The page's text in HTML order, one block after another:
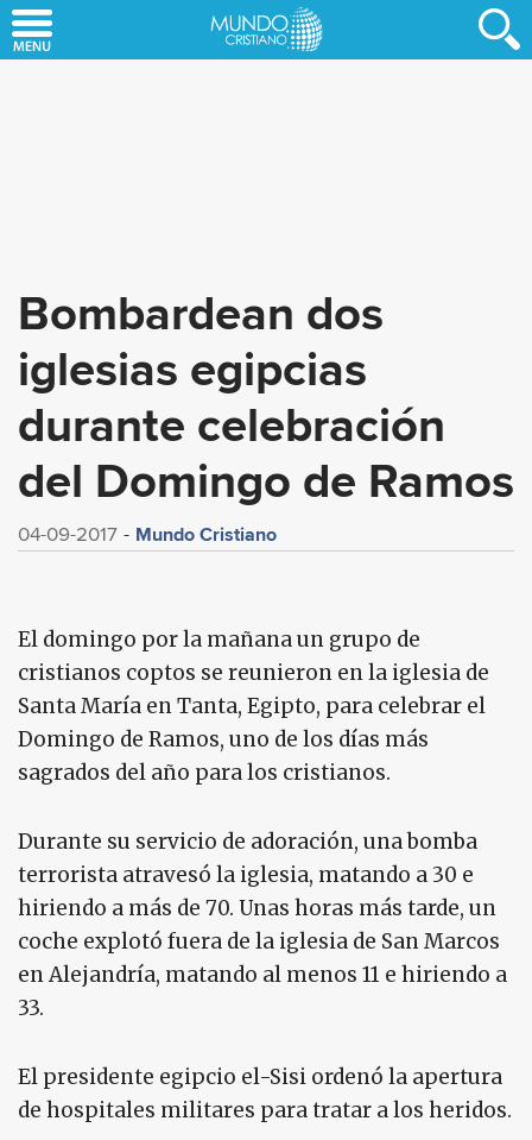
to
Bombardean dos
iglesias egipcias
durante celebración
del Domingo de Ramos
04-09-2017 Mundo Cristiano
El domingo por la mañana un grupo de
cristianos coptos se reunieron en la iglesia de
Santa María en Tanta, Egipto, para celebrar el
Domingo de Ramos, uno de los días más
sagrados del año para los cristianos.
Durante su servicio de adoración, una bomba
terrorista atravesó la iglesia, matando a 30 e
hiriendo a más de 70. Unas horas más tarde, un
coche explotó fuera de la iglesia de San Marcos
en Alejandría, matando al menos 11 e hiriendo a
33.
El presidente egipcio el-Sisi ordenó la apertura
de hospitales militares para tratar a los heridos.